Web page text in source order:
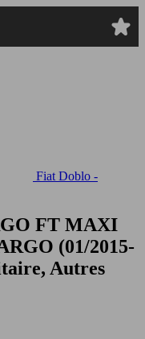
Fiat Doblo -
FT MAXI
(01/2015-
Autres